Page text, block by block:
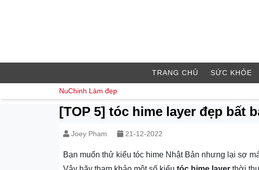
TRANG CHỦ SỨC KHỎE
NuChinh Làm đẹp
[TOP 5] tóc hime layer đẹp bất
Joey Pham 21-12-2022
Bạn muốn thử kiểu tóc hime Nhật Bản nhưng lại sợ